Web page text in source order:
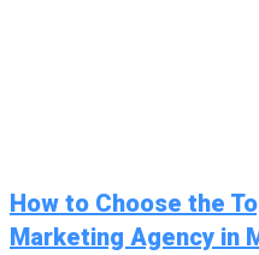
How to Choose the
Marketing Agency in